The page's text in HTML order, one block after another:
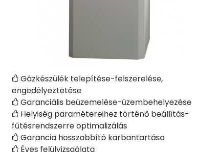
 Gázkészülék telepítése-felszerelése,
engedélyeztetése
 Garanciális beüzemelése-üzembehelyezése
 Helyiség paramétereihez történő beállítás-
fűtésrendszerre optimalizálás
 Garancia hosszabbító karbantartása
 Éves felülvizsgálata